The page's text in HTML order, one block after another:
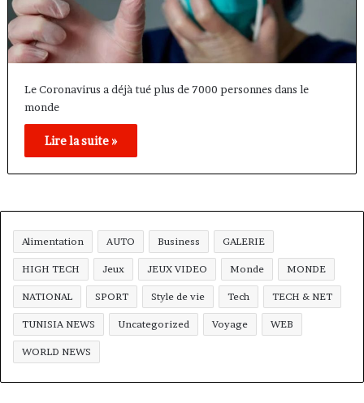
Le Coronavirus a déjà tué plus de 7000 personnes dans le
monde
Lire la suite »
Alimentation AUTO Business GALERIE
HIGH TECH Jeux JEUX VIDEO Monde MONDE
NATIONAL SPORT Style de vie Tech TECH & NET
TUNISIA NEWS Uncategorized Voyage WEB
WORLD NEWS